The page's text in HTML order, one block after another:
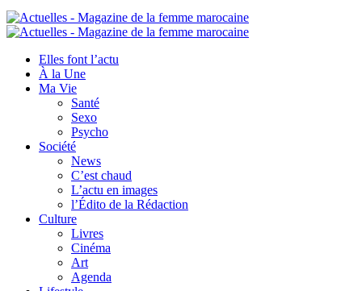
Elles font l’actu
À la Une
Ma Vie
Santé
Sexo
Psycho
Société
News
C’est chaud
L’actu en images
l’Édito de la Rédaction
Culture
Livres
Cinéma
Art
Agenda